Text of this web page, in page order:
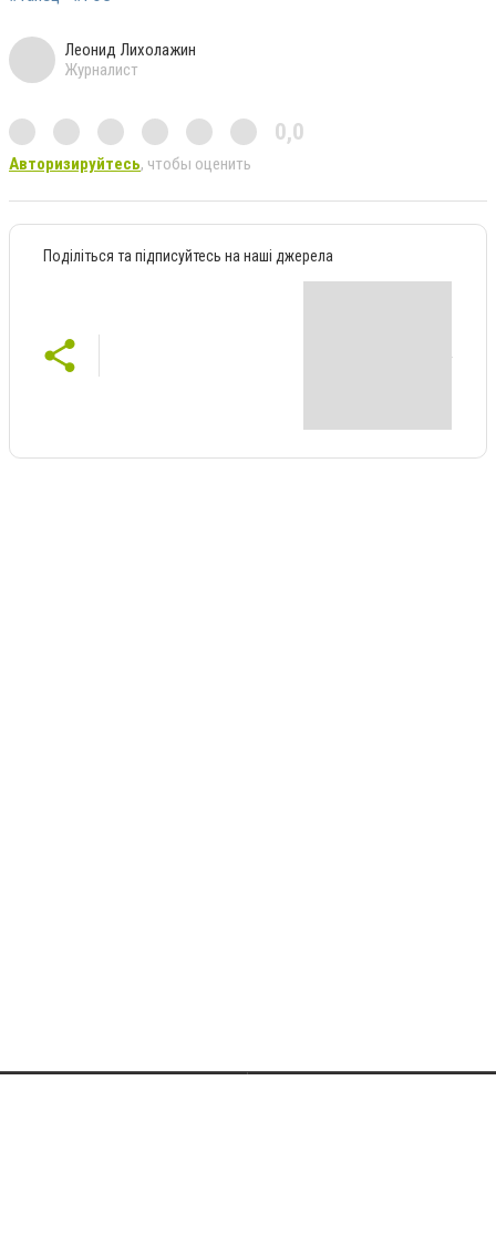
Леонид Лихолажин
Журналист
0,0
Авторизируйтесь, чтобы оценить
Поділіться та підписуйтесь на наші джерела